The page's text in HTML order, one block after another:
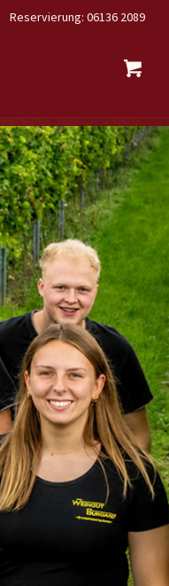
Reservierung: 06136 2089